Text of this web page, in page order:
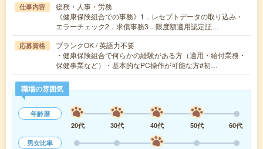
仕事内容
総務・人事・労務
《健康保険組合での事務》1．レセプトデータの取り込み・
エラーチェック2．求償事務3．限度額適用認定証…
応募資格
ブランクOK / 英語力不要
・健康保険組合で何らかの経験がある方（適用・給付業務・
保健事業など）・基本的なPC操作が可能な方#初…
職場の雰囲気
年齢層
20代
30代 40代 50代
60代
男女比率